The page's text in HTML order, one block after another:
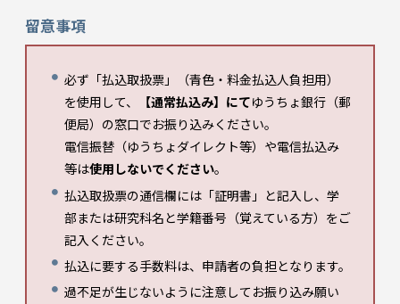
留意事項
必ず「払込取扱票」（青色・料金払込人負担用）
を使用して、
【通常払込み】にてゆうちょ銀行（郵
便局）の窓口でお振り込みください。
電信振替（ゆうちょダイレクト等）や電信払込み
等は使用しないでください。
払込取扱票の通信欄には「証明書」と記入し、学
部または研究科名と学籍番号（覚えている方）をご
記入ください。
払込に要する手数料は、申請者の負担となります。
過不足が生じないように注意してお振り込み願い